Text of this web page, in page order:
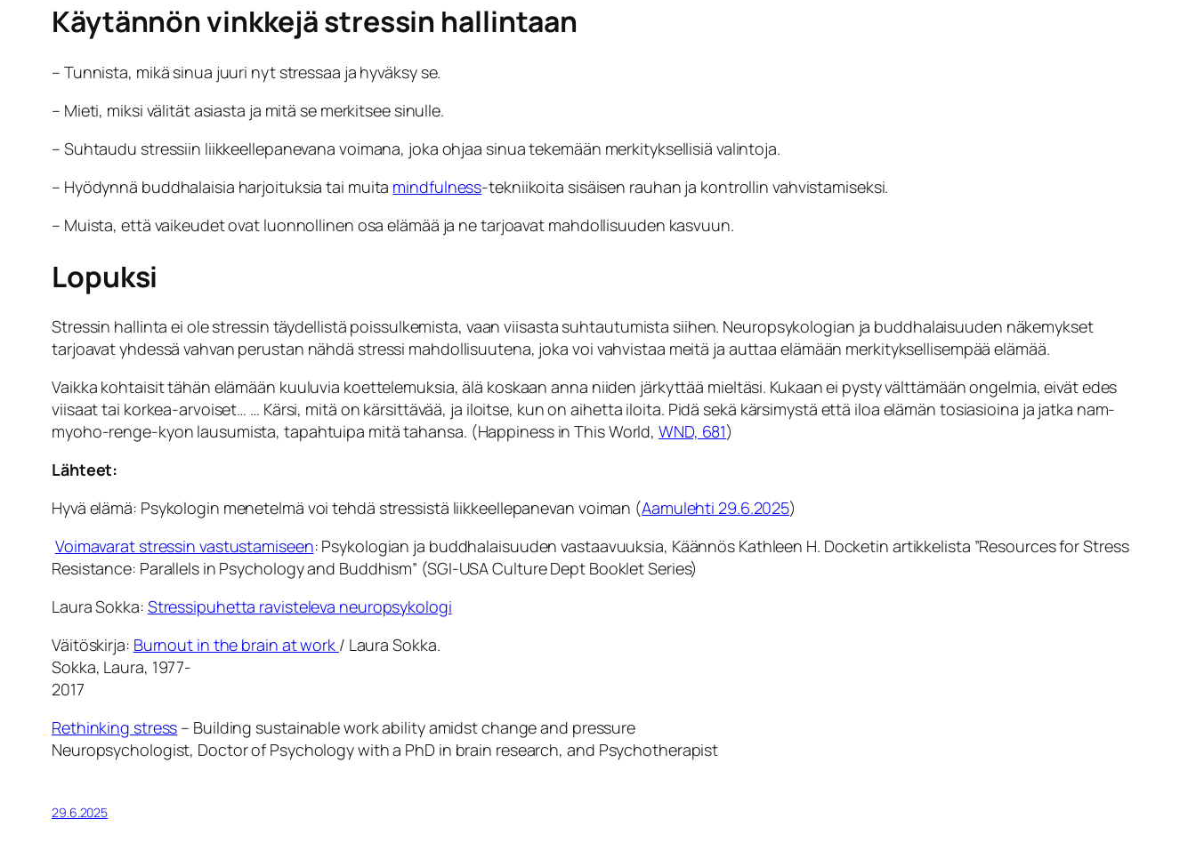
Käytännön vinkkejä stressin hallintaan
– Tunnista, mikä sinua juuri nyt stressaa ja hyväksy se.
– Mieti, miksi välität asiasta ja mitä se merkitsee sinulle.
– Suhtaudu stressiin liikkeellepanevana voimana, joka ohjaa sinua tekemään merkityksellisiä valintoja.
– Hyödynnä buddhalaisia harjoituksia tai muita mindfulness-tekniikoita sisäisen rauhan ja kontrollin vahvistamiseksi.
– Muista, että vaikeudet ovat luonnollinen osa elämää ja ne tarjoavat mahdollisuuden kasvuun.
Lopuksi
Stressin hallinta ei ole stressin täydellistä poissulkemista, vaan viisasta suhtautumista siihen. Neuropsykologian ja buddhalaisuuden näkemykset
tarjoavat yhdessä vahvan perustan nähdä stressi mahdollisuutena, joka voi vahvistaa meitä ja auttaa elämään merkityksellisempää elämää.
Vaikka kohtaisit tähän elämään kuuluvia koettelemuksia, älä koskaan anna niiden järkyttää mieltäsi. Kukaan ei pysty välttämään ongelmia, eivät edes
viisaat tai korkea-arvoiset… … Kärsi, mitä on kärsittävää, ja iloitse, kun on aihetta iloita. Pidä sekä kärsimystä että iloa elämän tosiasioina ja jatka nam-
myoho-renge-kyon lausumista, tapahtuipa mitä tahansa. (Happiness in This World,WND, 681)
Lähteet:
Hyvä elämä: Psykologin menetelmä voi tehdä stressistä liikkeellepanevan voiman (Aamulehti 29.6.2025)
Voimavarat stressin vastustamiseen: Psykologian ja buddhalaisuuden vastaavuuksia, Käännös Kathleen H. Docketin artikkelista ”Resources for Stress
Resistance: Parallels in Psychology and Buddhism” (SGI-USA Culture Dept Booklet Series)
Laura Sokka: Stressipuhetta ravisteleva neuropsykologi
Väitöskirja: Burnout in the brain at work / Laura Sokka.
Sokka, Laura, 1977-
2017
Rethinking stress – Building sustainable work ability amidst change and pressure
Neuropsychologist, Doctor of Psychology with a PhD in brain research, and Psychotherapist
29.6.2025